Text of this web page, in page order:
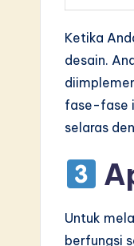
Ketika
desain.
fase-fase
selaras
Untuk
berfungsi